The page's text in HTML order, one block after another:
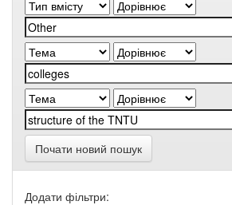
Почати новий пошук
Додати фільтри: